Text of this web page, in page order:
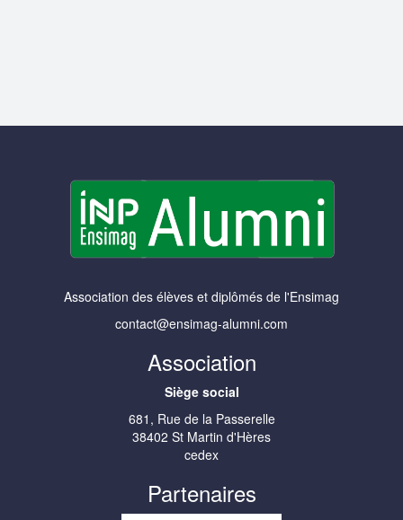
Association des élèves et diplômés de l'Ensimag
contact@ensimag-alumni.com
Association
Siège social
681, Rue de la Passerelle
38402 St Martin d'Hères
cedex
Partenaires